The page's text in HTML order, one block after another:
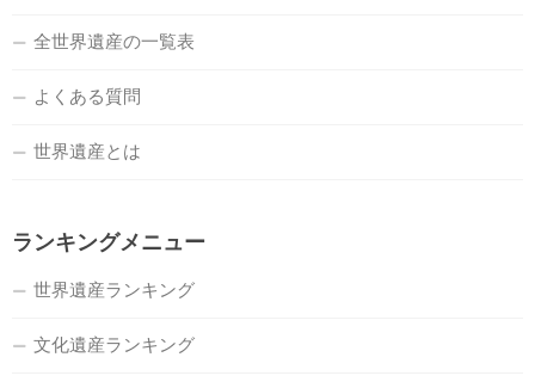
全世界遺産の一覧表
よくある質問
世界遺産とは
ランキングメニュー
世界遺産ランキング
文化遺産ランキング